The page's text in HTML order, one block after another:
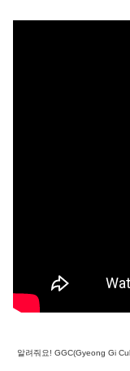
알려줘요! GGC(Gyeong Gi